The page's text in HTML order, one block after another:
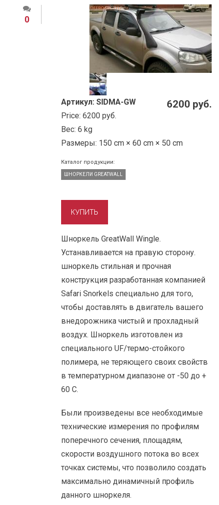
0
6200 руб.
Артикул: SIDMA-GW
Price: 6200 руб.
Вес: 6 kg
Размеры: 150 cm × 60 cm × 50 cm
Каталог продукции:
ШНОРКЕЛИ GREATWALL
Шноркель GreatWall Wingle.
Устанавливается на правую сторону.
шноркель стильная и прочная
конструкция разработанная компанией
Safari Snorkels специально для того,
чтобы доставлять в двигатель вашего
внедорожника чистый и прохладный
воздух. Шноркель изготовлен из
специального UF/термо-стойкого
полимера, не теряющего своих свойств
в температурном диапазоне от -50 до +
60 С.
Были произведены все необходимые
технические измерения по профилям
поперечного сечения, площадям,
скорости воздушного потока во всех
точках системы, что позволило создать
максимально динамичный профиль
данного шноркеля.